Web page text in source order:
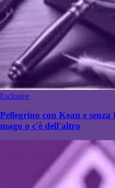
Esclusive
Pellegrino con Kean e
mago o c'è dell'altro